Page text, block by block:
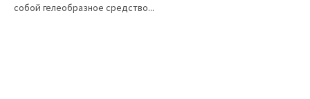
собой гелеобразное средство...